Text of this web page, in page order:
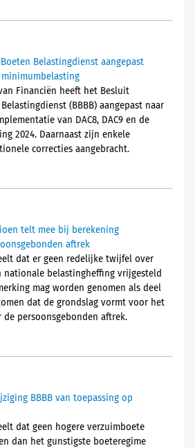
Belastingdienst aangepast
minimumbelasting
Financiën heeft het Besluit
(BBBB) aangepast naar
van DAC8, DAC9 en de
2024. Daarnaast zijn enkele
correcties aangebracht.
telt mee bij berekening
aftrek
dat er geen redelijke twijfel over
nationale belastingheffing vrijgesteld
mag worden genomen als deel
dat de grondslag vormt voor het
persoonsgebonden aftrek.
BBBB van toepassing op
dat geen hogere verzuimboete
dan het gunstigste boeteregime